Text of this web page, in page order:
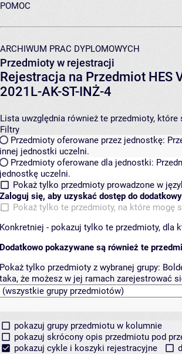
POMOC
ARCHIWUM PRAC DYPLOMOWYCH
Przedmioty w rejestracji
Rejestracja na Przedmiot HES
2021L-AK-ST-INŻ-4
Lista uwzględnia również te przedmioty,
Filtry
Przedmioty oferowane przez jednostkę:
innej jednostki uczelni.
Przedmioty oferowane dla jednostki:
jednostkę uczelni.
Pokaż tylko przedmioty prowadzone w
Zaloguj się, aby uzyskać dostęp do
Pokaż tylko te przedmioty, na które mogę
Konkretniej - pokazuj tylko te przedmioty, dla
Dodatkowo pokazywane są również te
Pokaż tylko przedmioty z wybranej grupy:
taka, że możesz w jej ramach zarejestrować
pokazuj grupy przedmiotu w kolumnie
pokazuj skrócony opis przedmiotu pod
pokazuj cykle i koszyki rejestracyjne